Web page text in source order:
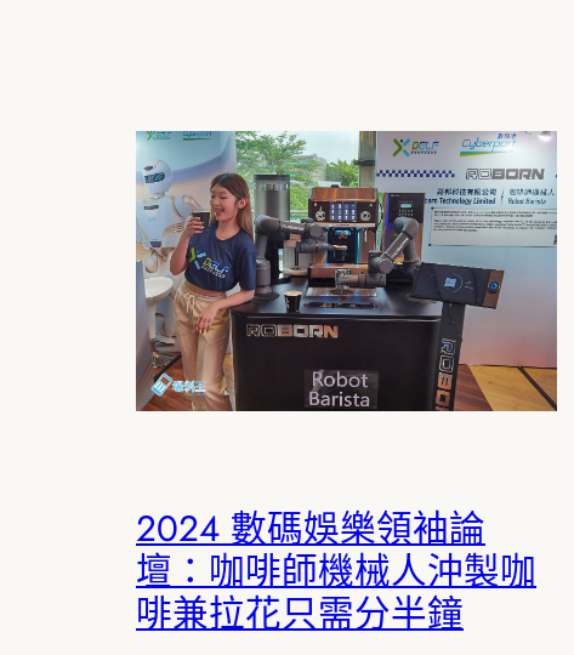
2024 數碼娛樂領袖論
壇：咖啡師機械人沖製咖
啡兼拉花只需分半鐘